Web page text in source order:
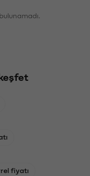
fiyatı